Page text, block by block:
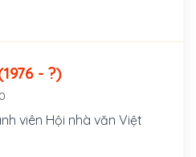
Ngọc Tư (1976 - ?)
0
viên Hội nhà văn Việt